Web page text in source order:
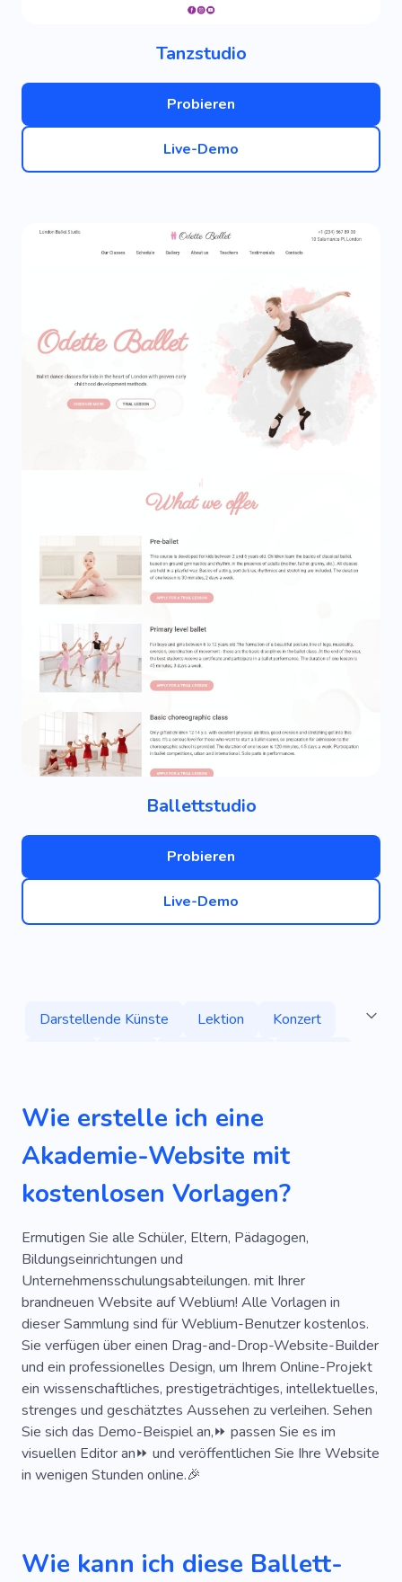
Tanzstudio
Probieren
Live-Demo
Ballettstudio
Probieren
Live-Demo
Darstellende Künste Lektion
Konzert
Schauspiel
Klassische Musik
Gruppenunterricht
Akademie
Klasse
Schlagen
Ausbildung
Hip Hop
Teenager
Künstler
Leistung
Ausbildung
Liebe Hobby
Fitness
Akademie
Pilates Dehnung
Yoga
Choreographie
Rhythmik
Wie erstelle ich eine
Akademie-Website mit
kostenlosen Vorlagen?
Ermutigen Sie alle Schüler, Eltern, Pädagogen,
Bildungseinrichtungen und
Unternehmensschulungsabteilungen. mit Ihrer
brandneuen Website auf Weblium! Alle Vorlagen in
dieser Sammlung sind für Weblium-Benutzer kostenlos.
Sie verfügen über einen Drag-and-Drop-Website-Builder
und ein professionelles Design, um Ihrem Online-Projekt
ein wissenschaftliches, prestigeträchtiges, intellektuelles,
strenges und geschätztes Aussehen zu verleihen. Sehen
Sie sich das Demo-Beispiel an,⏩ passen Sie es im
visuellen Editor an⏩ und veröffentlichen Sie Ihre Website
in wenigen Stunden online.🎉
Wie kann ich diese Ballett-